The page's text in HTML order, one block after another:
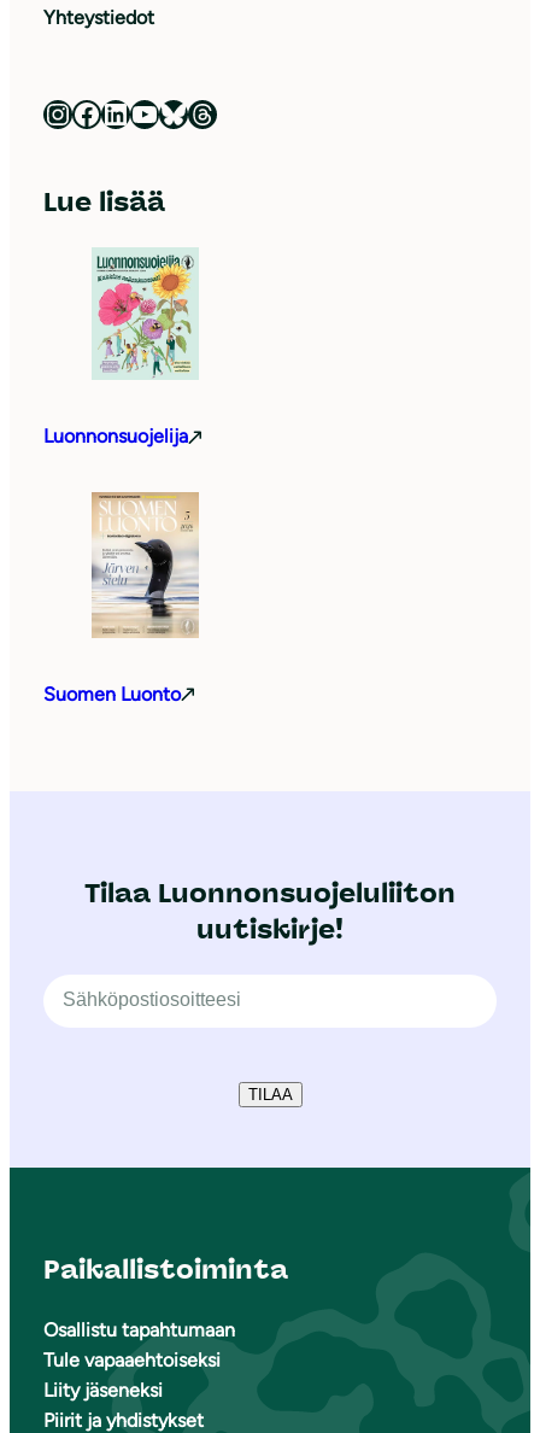
Yhteystiedot
Luonnonsuojeluliitto Instagramissa Luonnonsuojeluliitto Facebookissa Luonnonsuojeluliitto LinkedInissä Luonnonsuojeluliiton YouTube-kanava Luonnonsuojeluliitto Blueskyssa Luonnonsuojeluliitto Threadsissa
Lue lisää
Luonnonsuojelija
Suomen Luonto
Tilaa Luonnonsuojeluliiton
uutiskirje!
TILAA
Paikallistoiminta
Osallistu tapahtumaan
Tule vapaaehtoiseksi
Liity jäseneksi
Piirit ja yhdistykset